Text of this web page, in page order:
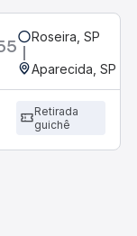
Roseira, SP
Aparecida, SP -
Retirada
guichê